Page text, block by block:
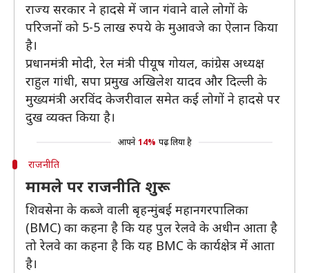
राज्य सरकार ने हादसे में जान गंवाने वाले लोगों के
परिजनों को 5-5 लाख रुपये के मुआवजे का ऐलान किया
है।
प्रधानमंत्री मोदी, रेल मंत्री पीयूष गोयल, कांग्रेस अध्यक्ष
राहुल गांधी, सपा प्रमुख अखिलेश यादव और दिल्ली के
मुख्यमंत्री अरविंद केजरीवाल समेत कई लोगों ने हादसे पर
दुख व्यक्त किया है।
आपने 14% पढ़ लिया है
राजनीति
मामले पर राजनीति शुरू
शिवसेना के कब्जे वाली बृहन्मुंबई महानगरपालिका
(BMC) का कहना है कि यह पुल रेलवे के अधीन आता है
तो रेलवे का कहना है कि यह BMC के कार्यक्षेत्र में आता
है।